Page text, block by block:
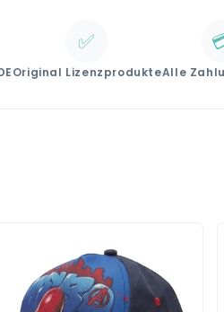
✅
Original LizenzprodukteAlle